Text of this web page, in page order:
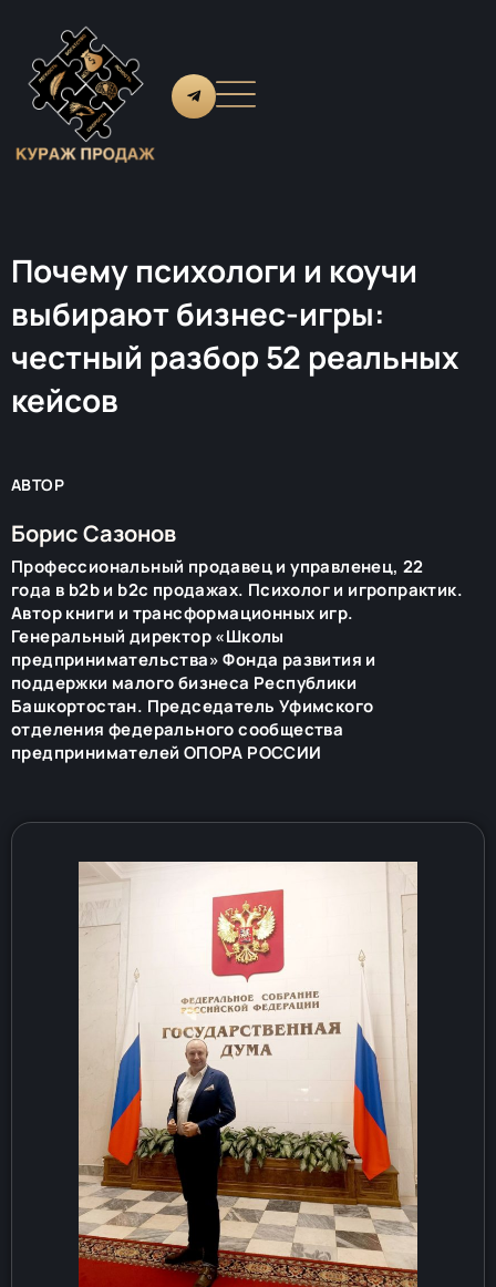
Почему психологи и коучи
выбирают бизнес-игры:
честный разбор 52 реальных
кейсов
АВТОР
Борис Сазонов
Профессиональный продавец и управленец, 22
года в b2b и b2c продажах. Психолог и игропрактик.
Автор книги и трансформационных игр.
Генеральный директор «Школы
предпринимательства» Фонда развития и
поддержки малого бизнеса Республики
Башкортостан. Председатель Уфимского
отделения федерального сообщества
предпринимателей ОПОРА РОССИИ